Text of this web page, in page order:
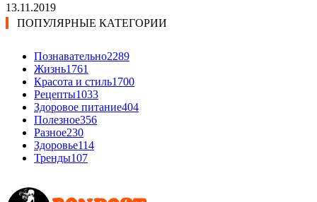
13.11.2019
ПОПУЛЯРНЫЕ КАТЕГОРИИ
Познавательно2289
Жизнь1761
Красота и стиль1700
Рецепты1033
Здоровое питание404
Полезное356
Разное230
Здоровье114
Тренды107